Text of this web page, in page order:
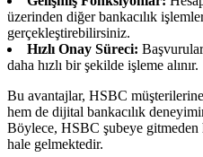
üzerinden diğer bankacılık
gerçekleştirebilirsiniz.
Hızlı Onay Süreci:
daha hızlı bir şekilde işleme alınır.
Bu avantajlar, HSBC
hem de dijital bankacılık
Böylece, HSBC şubeye gitmeden
hale gelmektedir.